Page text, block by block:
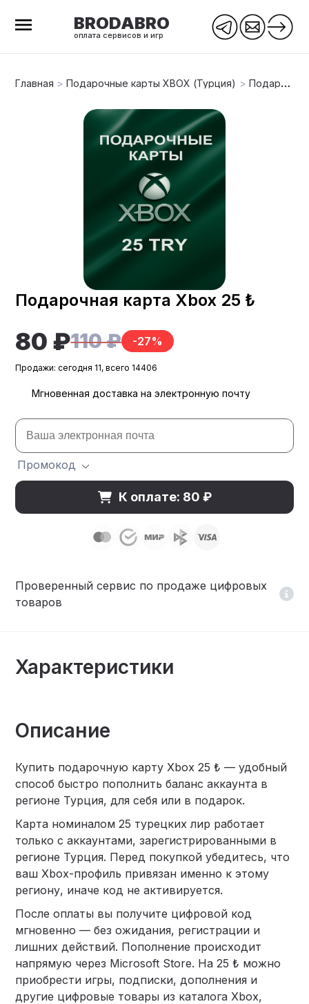
BRODABRO
оплата сервисов и игр
Главная >Подарочные карты XBOX (Турция) >Подарочная карта Xbox 25 ₺
Подарочная карта Xbox 25 ₺
80 ₽110 ₽ -27%
Продажи: сегодня 11, всего 14406
Мгновенная доставка на электронную почту
Промокод
К оплате: 80 ₽
Проверенный сервис по продаже цифровых
товаров
Характеристики
Описание
Купить подарочную карту Xbox 25 ₺ — удобный
способ быстро пополнить баланс аккаунта в
регионе Турция, для себя или в подарок.
Карта номиналом 25 турецких лир работает
только с аккаунтами, зарегистрированными в
регионе Турция. Перед покупкой убедитесь, что
ваш Xbox-профиль привязан именно к этому
региону, иначе код не активируется.
После оплаты вы получите цифровой код
мгновенно — без ожидания, регистрации и
лишних действий. Пополнение происходит
напрямую через Microsoft Store. На 25 ₺ можно
приобрести игры, подписки, дополнения и
другие цифровые товары из каталога Xbox,